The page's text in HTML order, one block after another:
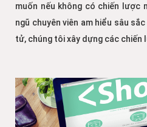
muốn nếu không có chiến lược
ngũ chuyên viên am hiểu sâu
tử, chúng tôi xây dựng các chiến